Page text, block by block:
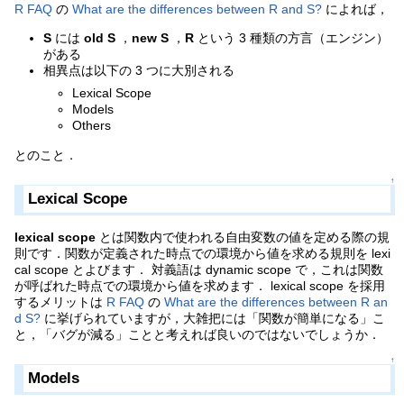
R FAQ のWhat are the differences between R and S? によれば，
S にはold S ， new S ， R という 3 種類の方言（エンジン）
がある
相異点は以下の 3 つに大別される
Lexical Scope
Models
Others
とのこと．
↑
Lexical Scope
lexical scope とは関数内で使われる自由変数の値を定める際の規
則です．関数が定義された時点での環境から値を求める規則を lexi
cal scope とよびます． 対義語は dynamic scope で，これは関数
が呼ばれた時点での環境から値を求めます． lexical scope を採用
するメリットは R FAQ のWhat are the differences between R an
d S? に挙げられていますが，大雑把には「関数が簡単になる」こ
と，「バグが減る」ことと考えれば良いのではないでしょうか．
↑
Models